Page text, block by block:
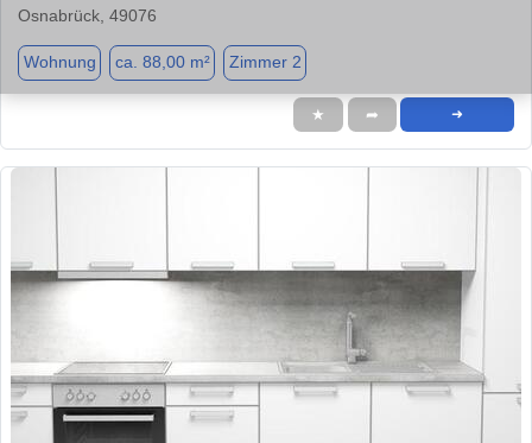
Osnabrück, 49076
Wohnung ca. 88,00 m² Zimmer 2
★ ➦ ➜